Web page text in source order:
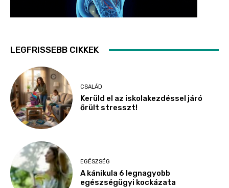
LEGFRISSEBB CIKKEK
CSALÁD
Kerüld el az iskolakezdéssel járó
őrült stresszt!
EGÉSZSÉG
A kánikula 6 legnagyobb
egészségügyi kockázata